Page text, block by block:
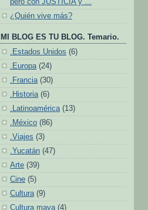
pero con JUSTICIA y ...
¿Quién vive más?
MI BLOG ES TU BLOG. Temario.
.Estados Unidos (6)
.Europa (24)
.Francia (30)
.Historia (6)
.Latinoamérica (13)
.México (86)
.Viajes (3)
.Yucatán (47)
Arte (39)
Cine (5)
Cultura (9)
Cultura maya (4)